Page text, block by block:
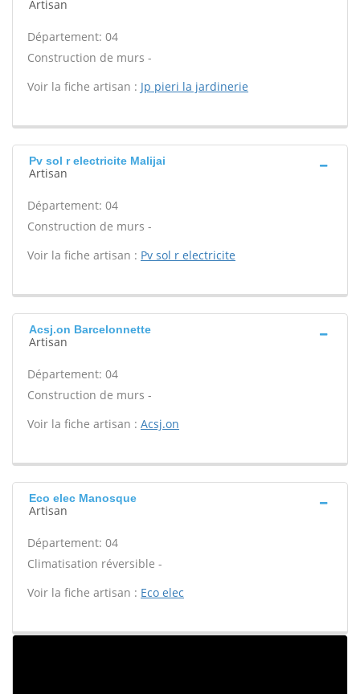
Artisan
Département: 04
Construction de murs -
Voir la fiche artisan : Jp pieri la jardinerie
Pv sol r electricite Malijai
Artisan
Département: 04
Construction de murs -
Voir la fiche artisan : Pv sol r electricite
Acsj.on Barcelonnette
Artisan
Département: 04
Construction de murs -
Voir la fiche artisan : Acsj.on
Eco elec Manosque
Artisan
Département: 04
Climatisation réversible -
Voir la fiche artisan : Eco elec